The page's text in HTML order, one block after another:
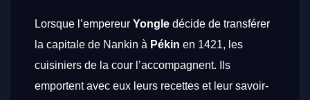
Lorsque l’empereur Yongle décide de transférer
la capitale de Nankin à Pékin en 1421, les
cuisiniers de la cour l’accompagnent. Ils
emportent avec eux leurs recettes et leur savoir-